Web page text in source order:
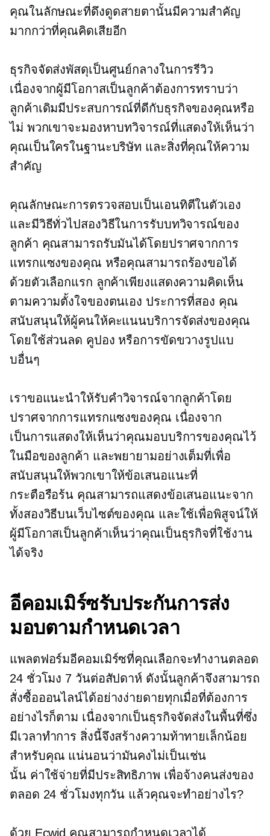
คุณในลักษณะที่ดึงดูดสายตานั้นมีความสำคัญ
มากกว่าที่คุณคิดเสียอีก
ธุรกิจจัดส่งพัสดุเป็นศูนย์กลางในการรีวิว
เนื่องจากผู้มีโอกาสเป็นลูกค้าต้องการทราบว่า
ลูกค้าเดิมมีประสบการณ์ที่ดีกับธุรกิจของคุณหรือ
ไม่ พวกเขาจะมองหาบทวิจารณ์ที่แสดงให้เห็นว่า
คุณเป็นใครในฐานะบริษัท และสิ่งที่คุณให้ความ
สำคัญ
คุณลักษณะการตรวจสอบเป็นเอนทิตีในตัวเอง
และมีวิธีทั่วไปสองวิธีในการรับบทวิจารณ์ของ
ลูกค้า คุณสามารถรับมันได้โดยปราศจากการ
แทรกแซงของคุณ หรือคุณสามารถร้องขอได้
ด้วยตัวเลือกแรก ลูกค้าเพียงแสดงความคิดเห็น
ตามความตั้งใจของตนเอง ประการที่สอง คุณ
สนับสนุนให้ผู้คนให้คะแนนบริการจัดส่งของคุณ
โดยใช้ส่วนลด คูปอง หรือการขัดขวางรูปแบ
บอื่นๆ
เราขอแนะนำให้รับคำวิจารณ์จากลูกค้าโดย
ปราศจากการแทรกแซงของคุณ เนื่องจาก
เป็นการแสดงให้เห็นว่าคุณมอบบริการของคุณไว้
ในมือของลูกค้า และพยายามอย่างเต็มที่เพื่อ
สนับสนุนให้พวกเขาให้ข้อเสนอแนะที่
กระตือรือร้น คุณสามารถแสดงข้อเสนอแนะจาก
ทั้งสองวิธีบนเว็บไซต์ของคุณ และใช้เพื่อพิสูจน์ให้
ผู้มีโอกาสเป็นลูกค้าเห็นว่าคุณเป็นธุรกิจที่ใช้งาน
ได้จริง
อีคอมเมิร์ซรับประกันการส่ง
มอบตามกำหนดเวลา
แพลตฟอร์มอีคอมเมิร์ซที่คุณเลือกจะทำงานตลอด
24 ชั่วโมง 7 วันต่อสัปดาห์ ดังนั้นลูกค้าจึงสามารถ
สั่งซื้อออนไลน์ได้อย่างง่ายดายทุกเมื่อที่ต้องการ
อย่างไรก็ตาม เนื่องจากเป็นธุรกิจจัดส่งในพื้นที่ซึ่ง
มีเวลาทำการ สิ่งนี้จึงสร้างความท้าทายเล็กน้อย
สำหรับคุณ แน่นอนว่ามันคงไม่เป็นเช่น
นั้น ค่าใช้จ่ายที่มีประสิทธิภาพ เพื่อจ้างคนส่งของ
ตลอด 24 ชั่วโมงทุกวัน แล้วคุณจะทำอย่างไร?
ด้วย Ecwid คุณสามารถกำหนดเวลาได้